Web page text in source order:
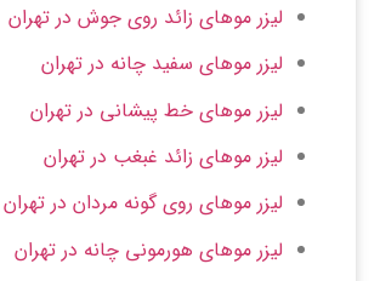
لیزر موهای زائد روی جوش در تهران
لیزر موهای سفید چانه در تهران
لیزر موهای خط پیشانی در تهران
لیزر موهای زائد غبغب در تهران
لیزر موهای روی گونه مردان در تهران
لیزر موهای هورمونی چانه در تهران